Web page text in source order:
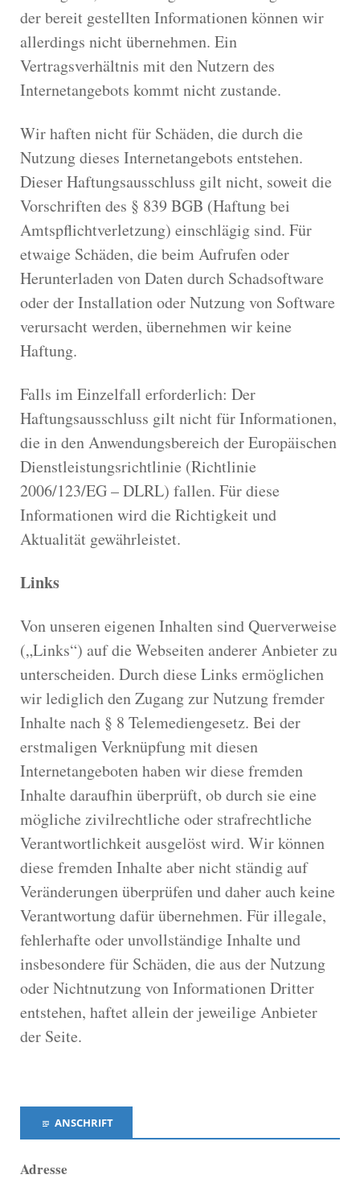
der bereit gestellten Informationen können wir
allerdings nicht übernehmen. Ein
Vertragsverhältnis mit den Nutzern des
Internetangebots kommt nicht zustande.
Wir haften nicht für Schäden, die durch die
Nutzung dieses Internetangebots entstehen.
Dieser Haftungsausschluss gilt nicht, soweit die
Vorschriften des § 839 BGB (Haftung bei
Amtspflichtverletzung) einschlägig sind. Für
etwaige Schäden, die beim Aufrufen oder
Herunterladen von Daten durch Schadsoftware
oder der Installation oder Nutzung von Software
verursacht werden, übernehmen wir keine
Haftung.
Falls im Einzelfall erforderlich: Der
Haftungsausschluss gilt nicht für Informationen,
die in den Anwendungsbereich der Europäischen
Dienstleistungsrichtlinie (Richtlinie
2006/123/EG – DLRL) fallen. Für diese
Informationen wird die Richtigkeit und
Aktualität gewährleistet.
Links
Von unseren eigenen Inhalten sind Querverweise
(„Links“) auf die Webseiten anderer Anbieter zu
unterscheiden. Durch diese Links ermöglichen
wir lediglich den Zugang zur Nutzung fremder
Inhalte nach § 8 Telemediengesetz. Bei der
erstmaligen Verknüpfung mit diesen
Internetangeboten haben wir diese fremden
Inhalte daraufhin überprüft, ob durch sie eine
mögliche zivilrechtliche oder strafrechtliche
Verantwortlichkeit ausgelöst wird. Wir können
diese fremden Inhalte aber nicht ständig auf
Veränderungen überprüfen und daher auch keine
Verantwortung dafür übernehmen. Für illegale,
fehlerhafte oder unvollständige Inhalte und
insbesondere für Schäden, die aus der Nutzung
oder Nichtnutzung von Informationen Dritter
entstehen, haftet allein der jeweilige Anbieter
der Seite.
ANSCHRIFT
Adresse